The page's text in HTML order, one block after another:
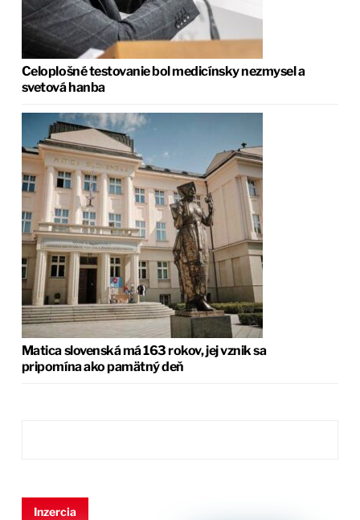
Celoplošné testovanie bol medicínsky nezmysel a
svetová hanba
Matica slovenská má 163 rokov, jej vznik sa
pripomína ako pamätný deň
Inzercia